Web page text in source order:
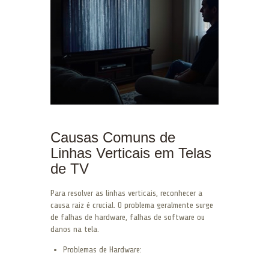
Causas Comuns de
Linhas Verticais em Telas
de TV
Para resolver as linhas verticais, reconhecer a
causa raiz é crucial. O problema geralmente surge
de falhas de hardware, falhas de software ou
danos na tela.
Problemas de Hardware: